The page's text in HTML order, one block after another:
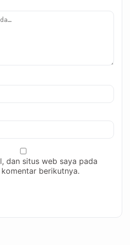
dan situs web saya pada
berikutnya.